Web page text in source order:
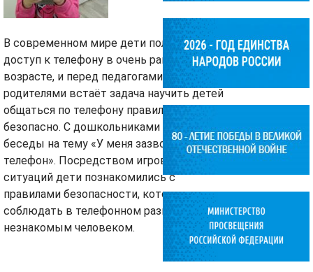
В современном мире дети получают
доступ к телефону в очень раннем
возрасте, и перед педагогами и
родителями встаёт задача научить детей
общаться по телефону правильно и
безопасно. С дошкольниками прошли
беседы на тему «У меня зазвонил
телефон». Посредством игровых
ситуаций дети познакомились с
правилами безопасности, которые нужно
соблюдать в телефонном разговоре с
незнакомым человеком.